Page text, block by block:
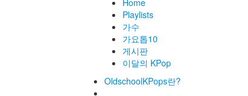
Home
Playlists
가수
가요톱10
게시판
이달의 KPop
OldschoolKPops란?